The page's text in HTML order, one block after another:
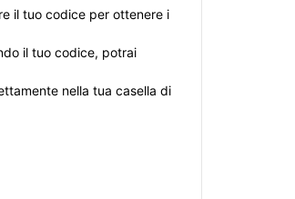
il tuo codice per ottenere i
il tuo codice, potrai
nella tua casella di